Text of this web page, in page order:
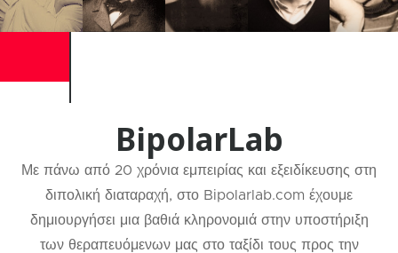
BipolarLab
Με πάνω από 20 χρόνια εμπειρίας και εξειδίκευσης στη
διπολική διαταραχή, στο Bipolarlab.com έχουμε
δημιουργήσει μια βαθιά κληρονομιά στην υποστήριξη
των θεραπευόμενων μας στο ταξίδι τους προς την